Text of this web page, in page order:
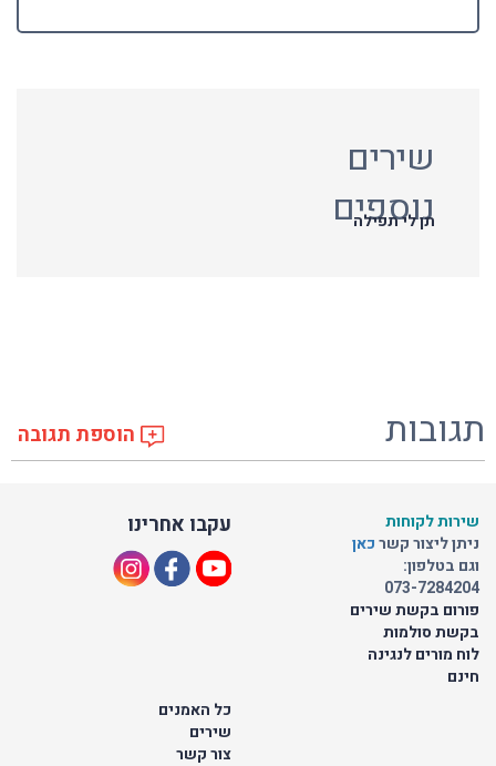
שירים
נוספים
תן לי תפילה
תגובות הוספת תגובה
עקבו אחרינו
שירות לקוחות
ניתן ליצור קשרכאן
וגם בטלפון:
073-7284204
פורום בקשת שירים
בקשת סולמות
לוח מורים לנגינה
חינם
כל האמנים
שירים
צור קשר